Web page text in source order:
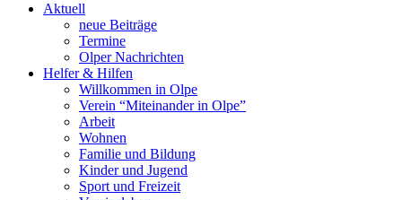
Aktuell
neue Beiträge
Termine
Olper Nachrichten
Helfer & Hilfen
Willkommen in Olpe
Verein “Miteinander in Olpe”
Arbeit
Wohnen
Familie und Bildung
Kinder und Jugend
Sport und Freizeit